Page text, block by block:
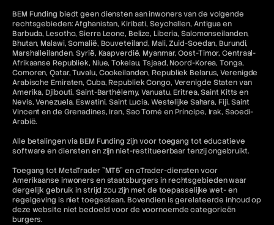
BEM Funding biedt geen diensten aan inwoners van de volgende
rechtsgebieden: Afghanistan, Kiribati, Seychellen, Antigua en
Barbuda, Lesotho, Sierra Leone, Belize, Liberia, Salomonseilanden,
Bhutan, Malawi, Somalië, Bouveteiland, Mali, Zuid-Soedan, Burundi,
Marshalleilanden, Syrië, Kaapverdië, Myanmar, Oost-Timor, Centraal-
Afrikaanse Republiek, Niue, Tokelau, Tsjaad, Noord-Korea, Tonga,
Comoren, Qatar, Tuvalu, Cookeilanden, Republiek Belarus, Verenigde
Arabische Emiraten, Cuba, Republiek Congo, Verenigde Staten van
Amerika, Djibouti, Saint-Barthélemy, Vanuatu, Eritrea, Saint Kitts en
Nevis, Venezuela, Eswatini, Saint Lucia, Westelijke Sahara, Fiji, Saint
Vincent en de Grenadines, Iran, Sao Tomé en Príncipe, Irak, Saoedi-
Arabië.
Alle betalingen via BEM Funding zijn voor toegang tot educatieve
software en diensten en zijn niet-restitueerbaar tenzij ongebruikt.
Toegang tot MetaTrader "MT5" en cTrader-diensten voor
Amerikaanse inwoners en staatsburgers in rechtsgebieden waar
dergelijk gebruik in strijd zou zijn met de toepasselijke wet- en
regelgeving is niet toegestaan. Bovendien is gerelateerde inhoud op
deze website niet bedoeld voor de voornoemde categorieën
burgers.